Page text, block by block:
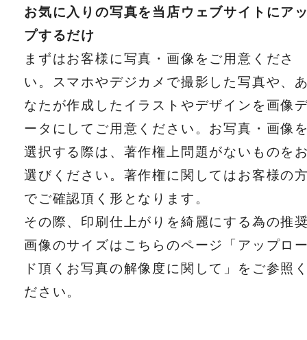
お気に入りの写真を当店ウェブサイトにア
プするだけ
まずはお客様に写真・画像をご用意くださ
い。スマホやデジカメで撮影した写真や、
なたが作成したイラストやデザインを画像
ータにしてご用意ください。お写真・画像
選択する際は、著作権上問題がないものを
選びください。著作権に関してはお客様の
でご確認頂く形となります。
その際、印刷仕上がりを綺麗にする為の推
画像のサイズはこちらのページ「アップロ
ド頂くお写真の解像度に関して」をご参照
ださい。